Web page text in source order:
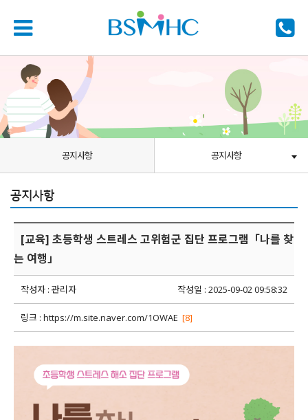
공지사항 공지사항
공지사항
[교육] 초등학생 스트레스 고위험군 집단 프로그램「나를 찾
는 여행」
작성자 : 관리자 작성일 : 2025-09-02 09:58:32
링크 : https://m.site.naver.com/1OWAE [8]